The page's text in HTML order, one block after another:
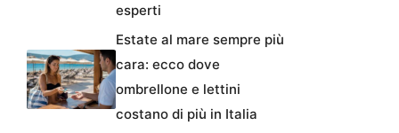
esperti
Estate al mare sempre più
cara: ecco dove
ombrellone e lettini
costano di più in Italia